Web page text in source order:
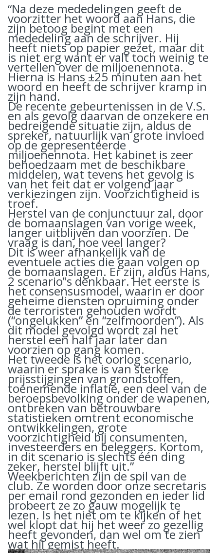
“Na deze mededelingen geeft de
voorzitter het woord aan Hans, die
zijn betoog begint met een
mededeling aan de schrijver. Hij
heeft niets op papier gezet, maar dit
is niet erg want er valt toch weinig te
vertellen over de miljoenennota.
Hierna is Hans ±25 minuten aan het
woord en heeft de schrijver kramp in
zijn hand.
De recente gebeurtenissen in de V.S.
en als gevolg daarvan de onzekere en
bedreigende situatie zijn, aldus de
spreker, natuurlijk van grote invloed
op de gepresenteerde
miljoenennota. Het kabinet is zeer
behoedzaam met de beschikbare
middelen, wat tevens het gevolg is
van het feit dat er volgend jaar
verkiezingen zijn. Voorzichtigheid is
troef.
Herstel van de conjunctuur zal, door
de bomaanslagen van vorige week,
langer uitblijven dan voorzien. De
vraag is dan, hoe veel langer?
Dit is weer afhankelijk van de
eventuele acties die gaan volgen op
de bomaanslagen. Er zijn, aldus Hans,
2 scenario‟s denkbaar. Het eerste is
het consensusmodel, waarin er door
geheime diensten opruiming onder
de terroristen gehouden wordt
(“ongelukken” en “zelfmoorden”). Als
dit model gevolgd wordt zal het
herstel een half jaar later dan
voorzien op gang komen.
Het tweede is het oorlog scenario,
waarin er sprake is van sterke
prijsstijgingen van grondstoffen,
toenemende inflatie, een deel van de
beroepsbevolking onder de wapenen,
ontbreken van betrouwbare
statistieken omtrent economische
ontwikkelingen, grote
voorzichtigheid bij consumenten,
investeerders en beleggers. Kortom,
in dit scenario is slechts één ding
zeker, herstel blijft uit.”
Weekberichten zijn de spil van de
club. Ze worden door onze secretaris
per email rond gezonden en ieder lid
probeert ze zo gauw mogelijk te
lezen. Is het niet om te kijken of het
wel klopt dat hij het weer zo gezellig
heeft gevonden, dan wel om te zien
wat hij gemist heeft.